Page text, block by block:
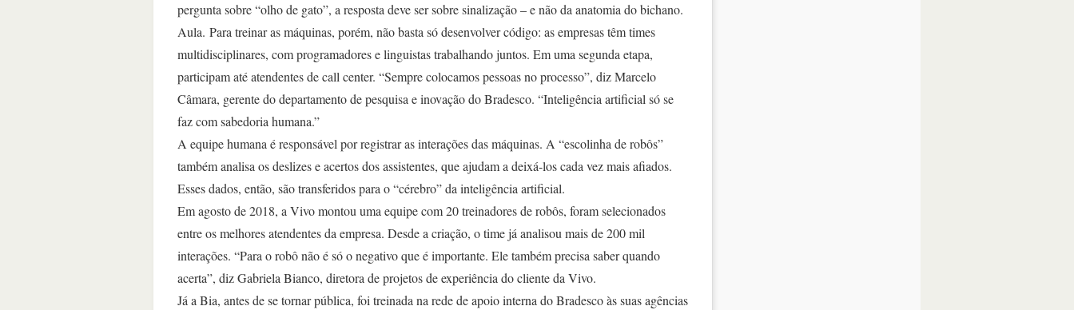
pergunta sobre “olho de gato”, a resposta deve ser sobre sinalização – e não da anatomia do bichano.
Aula. Para treinar as máquinas, porém, não basta só desenvolver código: as empresas têm times
multidisciplinares, com programadores e linguistas trabalhando juntos. Em uma segunda etapa,
participam até atendentes de call center. “Sempre colocamos pessoas no processo”, diz Marcelo
Câmara, gerente do departamento de pesquisa e inovação do Bradesco. “Inteligência artificial só se
faz com sabedoria humana.”
A equipe humana é responsável por registrar as interações das máquinas. A “escolinha de robôs”
também analisa os deslizes e acertos dos assistentes, que ajudam a deixá-los cada vez mais afiados.
Esses dados, então, são transferidos para o “cérebro” da inteligência artificial.
Em agosto de 2018, a Vivo montou uma equipe com 20 treinadores de robôs, foram selecionados
entre os melhores atendentes da empresa. Desde a criação, o time já analisou mais de 200 mil
interações. “Para o robô não é só o negativo que é importante. Ele também precisa saber quando
acerta”, diz Gabriela Bianco, diretora de projetos de experiência do cliente da Vivo.
Já a Bia, antes de se tornar pública, foi treinada na rede de apoio interna do Bradesco às suas agências